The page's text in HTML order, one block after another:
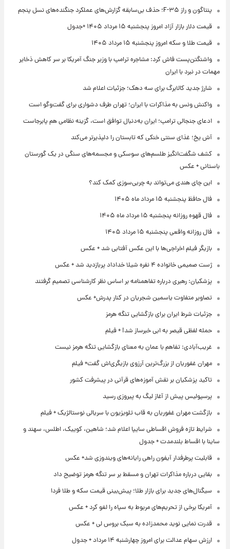
پنتاگون و راز F-۳۵؛ حذف بی‌سابقه گزارش‌های عملکرد جنگنده‌های نسل پنجم
قیمت دلار بازار آزاد امروز پنجشنبه ۱۵ مرداد ۱۴۰۵ +جدول
قیمت طلا و سکه امروز پنجشنبه ۱۵ مرداد ۱۴۰۵
واشنگتن‌پست فاش کرد: مشاجره ترامپ با وزیر جنگ آمریکا بر سر کاهش ذخایر
مهمات در نبرد با ایران
شارژ جدید کالابرگ برای سه دهک؛ جزئیات اعلام شد
واکنش ونس به مذاکرات با ایران؛ تهران طرف دشواری برای گفت‌وگو است
ادعای جنجالی ترامپ؛ ایران به‌دنبال توافق است، گزینه نظامی هم پابرجاست
آش یخ؛ غذای سنتی خنکی که تابستان را دلپذیرتر می‌کند
کشف شگفت‌انگیز طلسم‌های سوسکی و مجسمه‌های سنگی در یک گورستان
باستانی + عکس
این چای هندی می‌تواند به چربی‌سوزی کمک کند؟
فال حافظ پنجشنبه ۱۵ مرداد ماه ۱۴۰۵
فال قهوه روزانه پنجشنبه ۱۵ مرداد ماه ۱۴۰۵
فال روزانه واقعی پنجشنبه ۱۵ مرداد ۱۴۰۵
بازیگر فیلم اخراجی‌ها با این عکس آفتابی شد + عکس
ژست صمیمی خانواده ۴ نفره شیلا خداداد پربازدید شد + عکس
پزشکیان: رهبری درباره تفاهمنامه بر اساس نظر کارشناسی تصمیم گرفتند
تصاویر متفاوت یاسمین شجریان در کنار پدرش+ عکس
جزئیات شرط ایران برای بازگشایی تنگه هرمز
حمله لفظی قیصر به ابی خبرساز شد! + فیلم
غریب‌آبادی: تفاهم با عمان به معنای بازگشایی تنگه هرمز نیست
مهران غفوریان از بزرگ‌ترین آرزوی بازیگری‌اش گفت+ فیلم
تاکید پزشکیان بر نقش آموزه‌های قرآنی در پیشرفت کشور
پرسپولیس پیش از آغاز لیگ به پیروزی رسید
بازگشت مهران غفوریان به قاب تلویزیون با سریالی نوستالژیک + فیلم
شرایط تازه فروش اقساطی سایپا اعلام شد؛ شاهین، کوییک، اطلس، سهند و
ساینا با اقساط بلندمدت + جدول
قابلیت پرطرفدار آیفون راهی رایانه‌های ویندوزی شد+ عکس
بقایی درباره مذاکرات تهران و مسقط بر سر تنگه هرمز توضیح داد
سیگنال‌های جدید برای بازار طلا؛ پیش‌بینی قیمت سکه و طلا فردا
آمریکا برخی از تحریم‌های مربوط به سپاه را لغو کرد + عکس
قدرت نمایی نوید محمدزاده به سبک بروس لی + عکس
ارزش سهام عدالت برای امروز چهارشنبه ۱۴ مرداد + جدول